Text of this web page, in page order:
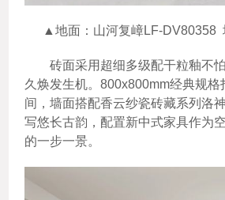
▲地面：山河复嶂LF-DV80358
砖面采用超细多级配干粒釉不怕
久焕发生机。800x800mm经典规格
间，墙面搭配香云纱瓷砖藏系列洛
写悠长古韵，配置新中式家具作为
的一步一景。